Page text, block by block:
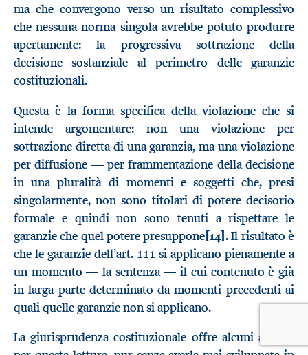
ma che convergono verso un risultato complessivo
che nessuna norma singola avrebbe potuto produrre
apertamente: la progressiva sottrazione della
decisione sostanziale al perimetro delle garanzie
costituzionali.
Questa è la forma specifica della violazione che si
intende argomentare: non una violazione per
sottrazione diretta di una garanzia, ma una violazione
per diffusione — per frammentazione della decisione
in una pluralità di momenti e soggetti che, presi
singolarmente, non sono titolari di potere decisorio
formale e quindi non sono tenuti a rispettare le
garanzie che quel potere presuppone[14]. Il risultato è
che le garanzie dell’art. 111 si applicano pienamente a
un momento — la sentenza — il cui contenuto è già
in larga parte determinato da momenti precedenti ai
quali quelle garanzie non si applicano.
La giurisprudenza costituzionale offre alcuni appigli